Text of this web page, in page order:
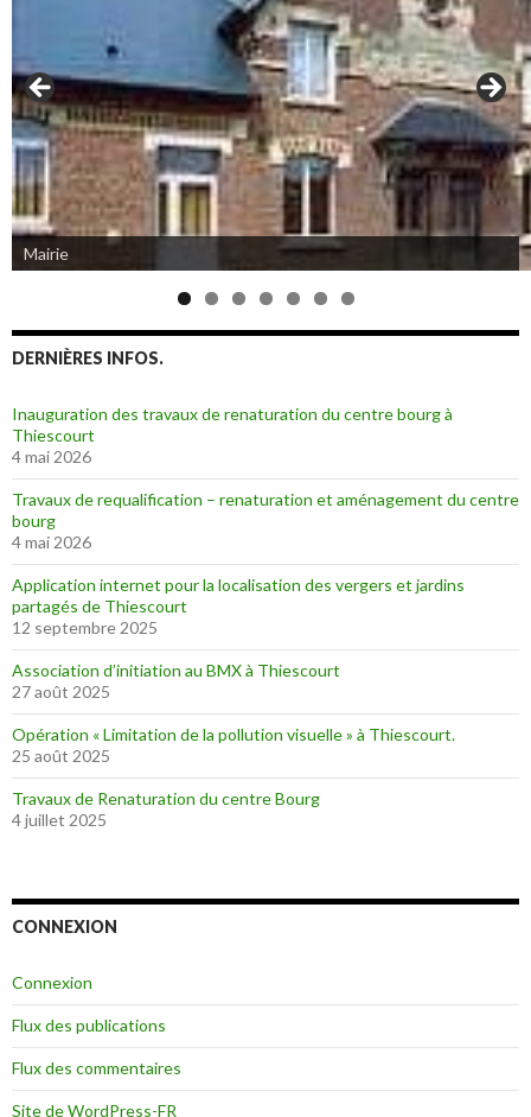
Mairie
Eglise de Thiescourt détruite durant la grande guerre
DERNIÈRES INFOS.
Inauguration des travaux de renaturation du centre bourg à
Thiescourt
4 mai 2026
Travaux de requalification – renaturation et aménagement du centre
bourg
4 mai 2026
Application internet pour la localisation des vergers et jardins
partagés de Thiescourt
12 septembre 2025
Association d’initiation au BMX à Thiescourt
27 août 2025
Opération « Limitation de la pollution visuelle » à Thiescourt.
25 août 2025
Travaux de Renaturation du centre Bourg
4 juillet 2025
CONNEXION
Connexion
Flux des publications
Flux des commentaires
Site de WordPress-FR